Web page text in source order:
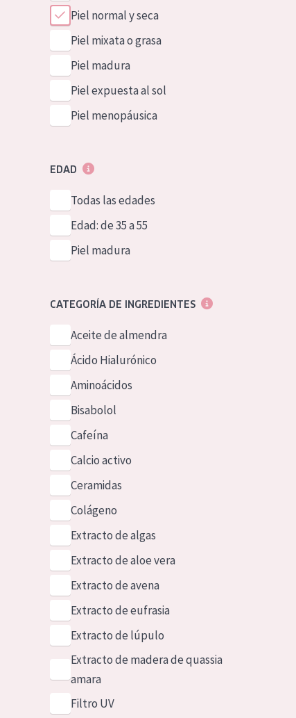
Piel normal y seca
Piel mixata o grasa
Piel madura
Piel expuesta al sol
Piel menopáusica
EDAD
Todas las edades
Edad: de 35 a 55
Piel madura
CATEGORÍA DE INGREDIENTES
Aceite de almendra
Ácido Hialurónico
Aminoácidos
Bisabolol
Cafeína
Calcio activo
Ceramidas
Colágeno
Extracto de algas
Extracto de aloe vera
Extracto de avena
Extracto de eufrasia
Extracto de lúpulo
Extracto de madera de quassia
amara
Filtro UV